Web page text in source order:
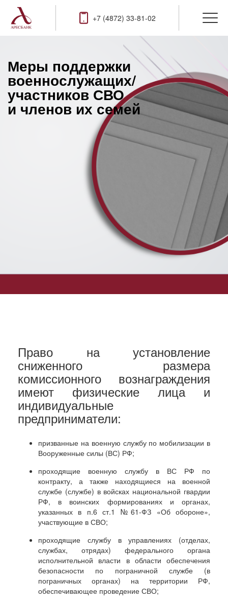
+7 (4872) 33-81-02
Меры поддержки
военнослужащих/
участников СВО
и членов их семей
Право на установление
сниженного размера
комиссионного вознаграждения
имеют физические лица и
индивидуальные
предприниматели:
призванные на военную службу по мобилизации в
Вооруженные силы (ВС) РФ;
проходящие военную службу в ВС РФ по
контракту, а также находящиеся на военной
службе (службе) в войсках национальной гвардии
РФ, в воинских формированиях и органах,
указанных в п.6 ст.1 №61-ФЗ «Об обороне»,
участвующие в СВО;
проходящие службу в управлениях (отделах,
службах, отрядах) федерального органа
исполнительной власти в области обеспечения
безопасности по пограничной службе (в
пограничных органах) на территории РФ,
обеспечивающее проведение СВО;